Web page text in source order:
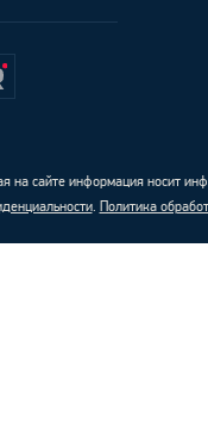
на сайте информация носит
. Политика